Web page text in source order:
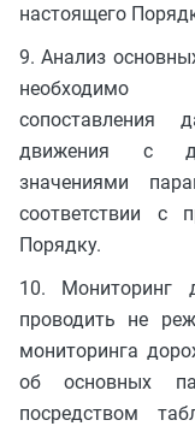
настоящего
9. Анализ
необходимо
сопоставления
движения с
значениями
соответствии с
Порядку.
10. Мониторинг
проводить не
мониторинга
об основных
посредством